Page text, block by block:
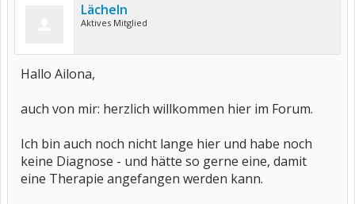
Lächeln
Aktives Mitglied
Hallo Ailona,
auch von mir: herzlich willkommen hier im Forum.
Ich bin auch noch nicht lange hier und habe noch
keine Diagnose - und hätte so gerne eine, damit
eine Therapie angefangen werden kann.